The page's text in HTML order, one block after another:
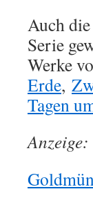
Auch
Serie
Werke
Erde,
Tagen
Anzeige: